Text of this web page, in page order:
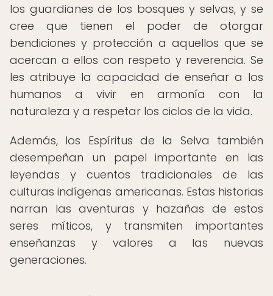
los guardianes de los bosques y selvas, y se
cree que tienen el poder de otorgar
bendiciones y protección a aquellos que se
acercan a ellos con respeto y reverencia. Se
les atribuye la capacidad de enseñar a los
humanos a vivir en armonía con la
naturaleza y a respetar los ciclos de la vida.
Además, los Espíritus de la Selva también
desempeñan un papel importante en las
leyendas y cuentos tradicionales de las
culturas indígenas americanas. Estas historias
narran las aventuras y hazañas de estos
seres míticos, y transmiten importantes
enseñanzas y valores a las nuevas
generaciones.